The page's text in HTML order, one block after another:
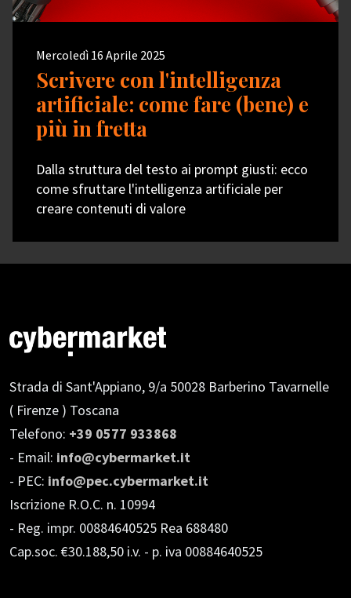
Mercoledì 16 Aprile 2025
Scrivere con l'intelligenza
artificiale: come fare (bene) e
più in fretta
Dalla struttura del testo ai prompt giusti: ecco
come sfruttare l'intelligenza artificiale per
creare contenuti di valore
Strada di Sant'Appiano, 9/a 50028 Barberino Tavarnelle
( Firenze ) Toscana
Telefono: +39 0577 933868
- Email: info@cybermarket.it
- PEC: info@pec.cybermarket.it
Iscrizione R.O.C. n. 10994
- Reg. impr. 00884640525 Rea 688480
Cap.soc. €30.188,50 i.v. - p. iva 00884640525